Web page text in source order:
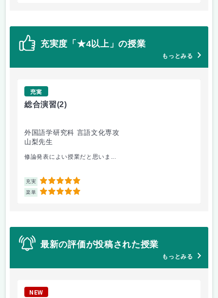
充実度「★4以上」の授業
もっとみる
充実
総合演習(2)
外国語学研究科 言語文化専攻
山梨先生
修論発表によい授業だと思いま...
充実 5
楽単 5
最新の評価が投稿された授業
もっとみる
NEW